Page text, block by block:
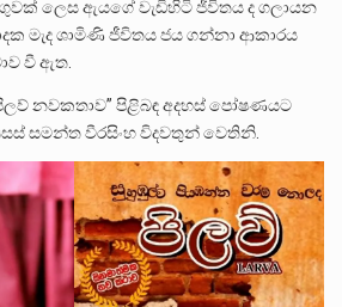
ලෙස ඇයගේ වැඩිහිටි ජීවිතය ද ගලායන
මැද ශාමිණි ජීවිතය ජය ගන්නා ආකාරය
වී ඇත.
නවකතාව” පිළිබඳ අදහස් පෝෂණයට
සමන්ත වීරසිංහ විදවතුන් වෙතිනි.